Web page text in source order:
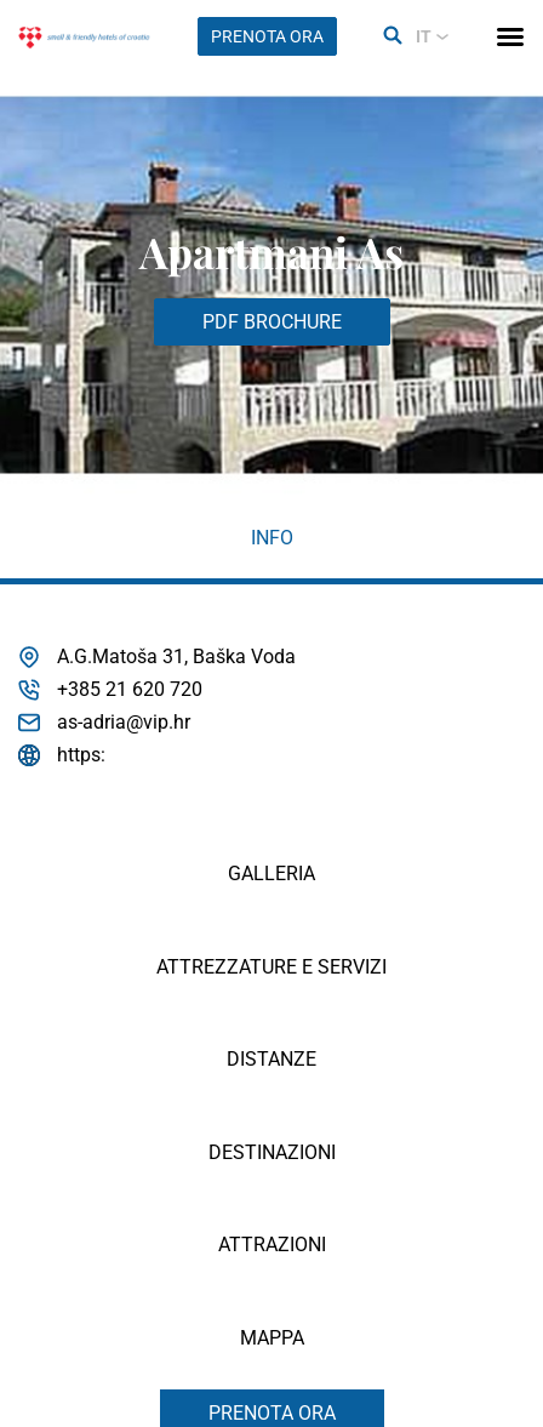
PRENOTA ORA IT
Apartmani As
PDF BROCHURE
INFO
GALLERIA
ATTREZZATURE E SERVIZI
DISTANZE
DESTINAZIONI
ATTRAZIONI
MAPPA
PRENOTA ORA
A.G.Matoša 31, Baška Voda
+385 21 620 720
as-adria@vip.hr
https: